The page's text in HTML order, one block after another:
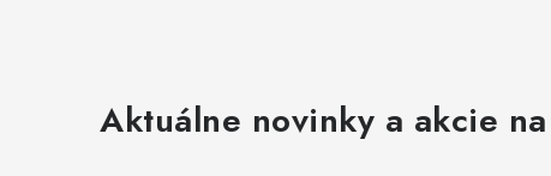
Aktuálne novinky a akcie